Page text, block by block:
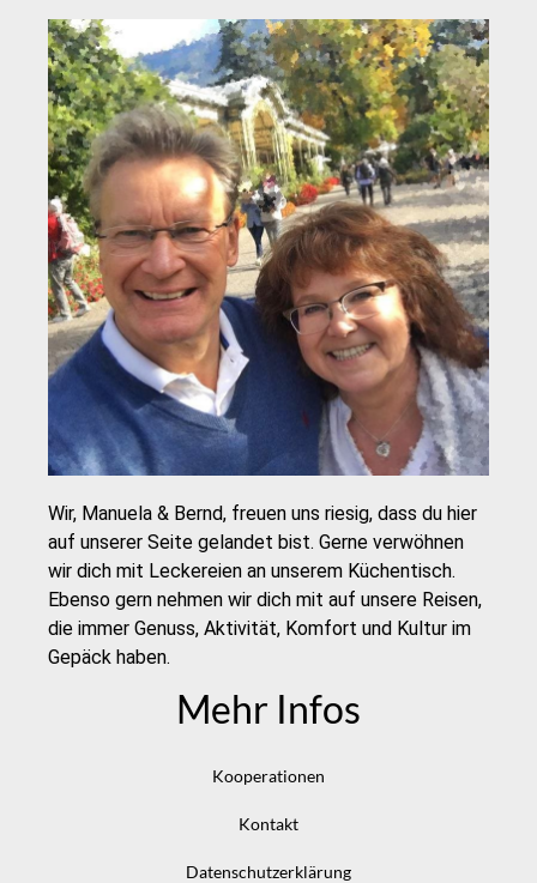
Wir, Manuela & Bernd, freuen uns riesig, dass du hier
auf unserer Seite gelandet bist. Gerne verwöhnen
wir dich mit Leckereien an unserem Küchentisch.
Ebenso gern nehmen wir dich mit auf unsere Reisen,
die immer Genuss, Aktivität, Komfort und Kultur im
Gepäck haben.
Mehr Infos
Kooperationen
Kontakt
Datenschutzerklärung